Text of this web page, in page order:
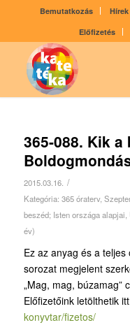
Bemutatkozás Hírek
Előfizetés
365-088. Kik
2015.03.16. /
Kategória: 365 óraterv,
beszéd; Isten országa alapjai
év)
Ez az anyag és a
sorozat megjelent
„Mag, mag, búzamag”
Előfizetőink letölthetik
konyvtar/fizetos/